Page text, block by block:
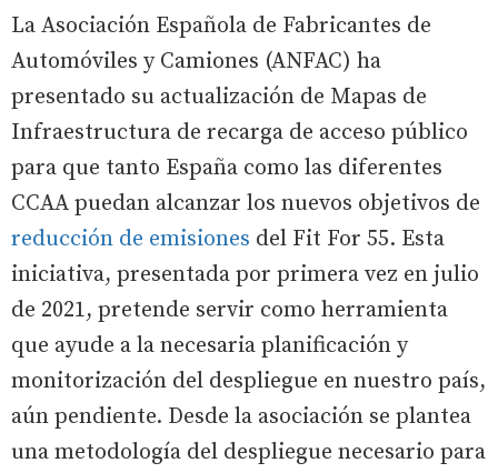
La Asociación Española de Fabricantes de
Automóviles y Camiones (ANFAC) ha
presentado su actualización de Mapas de
Infraestructura de recarga de acceso público
para que tanto España como las diferentes
CCAA puedan alcanzar los nuevos objetivos de
reducción de emisiones del Fit For 55. Esta
iniciativa, presentada por primera vez en julio
de 2021, pretende servir como herramienta
que ayude a la necesaria planificación y
monitorización del despliegue en nuestro país,
aún pendiente. Desde la asociación se plantea
una metodología del despliegue necesario para